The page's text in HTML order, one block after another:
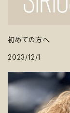
初めての方へ
2023/12/1